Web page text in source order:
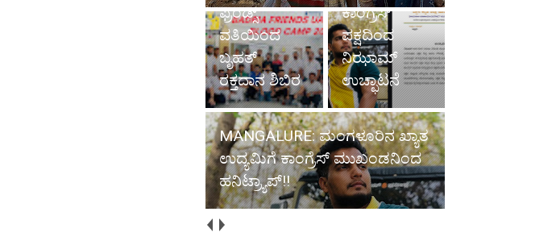
ಫ್ರೆಂಡ್ಸ್
ವತಿಯಿಂದ
ಬೃಹತ್
ರಕ್ತದಾನ ಶಿಬಿರ
ಕಾಂಗ್ರೆಸ್
ಪಕ್ಷದಿಂದ
ನಿಝಾಮ್
ಉಚ್ಛಾಟನೆ
MANGALURE: ಮಂಗಳೂರಿನ ಖ್ಯಾತ
ಉದ್ಯಮಿಗೆ ಕಾಂಗ್ರೆಸ್ ಮುಖಂಡನಿಂದ
ಹನಿಟ್ರ್ಯಾಪ್!!